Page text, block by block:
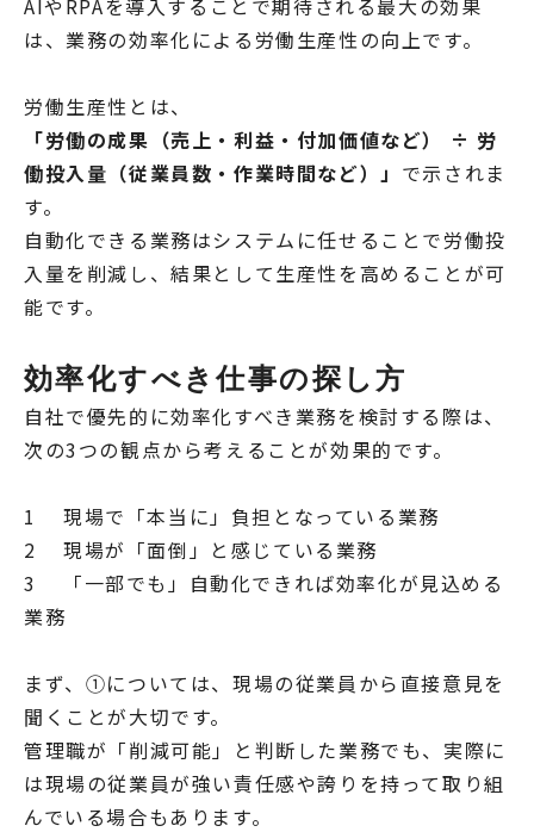
AIやRPAを導入することで期待される最大の効果
は、業務の効率化による労働生産性の向上です。
労働生産性とは、
「労働の成果（売上・利益・付加価値など） ÷ 労
働投入量（従業員数・作業時間など）」 で示されま
す。
自動化できる業務はシステムに任せることで労働投
入量を削減し、結果として生産性を高めることが可
能です。
効率化すべき仕事の探し方
自社で優先的に効率化すべき業務を検討する際は、
次の3つの観点から考えることが効果的です。
1 現場で「本当に」負担となっている業務
2 現場が「面倒」と感じている業務
3 「一部でも」自動化できれば効率化が見込める
業務
まず、①については、現場の従業員から直接意見を
聞くことが大切です。
管理職が「削減可能」と判断した業務でも、実際に
は現場の従業員が強い責任感や誇りを持って取り組
んでいる場合もあります。